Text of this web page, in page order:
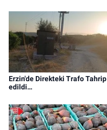
Erzin'de Direkteki Trafo Tahrip
edildi…